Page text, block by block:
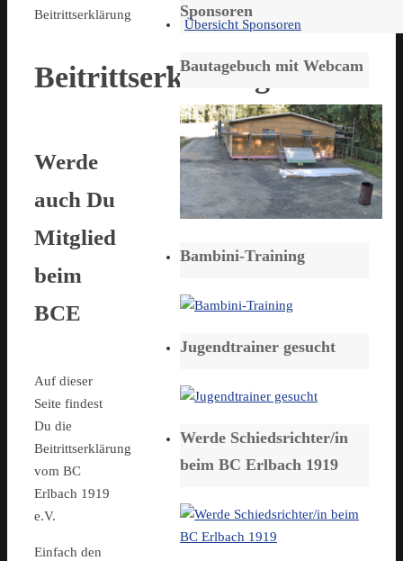
Beitrittserklärung
Beitrittserklärung
Werde
auch Du
Mitglied
beim
BCE
Auf dieser
Seite findest
Du die
Beitrittserklärung
vom BC
Erlbach 1919
e.V.
Einfach den
Sponsoren
Übersicht Sponsoren
Bautagebuch mit Webcam
Bambini-Training
Jugendtrainer gesucht
Werde Schiedsrichter/in
beim BC Erlbach 1919